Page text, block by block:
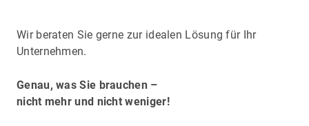
Wir beraten Sie gerne zur idealen Lösung für Ihr
Unternehmen.
Genau, was Sie brauchen –
nicht mehr und nicht weniger!